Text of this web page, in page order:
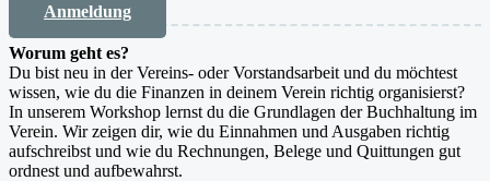
Anmeldung
Worum geht es?
Du bist neu in der Vereins- oder Vorstandsarbeit und du möchtest
wissen, wie du die Finanzen in deinem Verein richtig organisierst?
In unserem Workshop lernst du die Grundlagen der Buchhaltung im
Verein. Wir zeigen dir, wie du Einnahmen und Ausgaben richtig
aufschreibst und wie du Rechnungen, Belege und Quittungen gut
ordnest und aufbewahrst.